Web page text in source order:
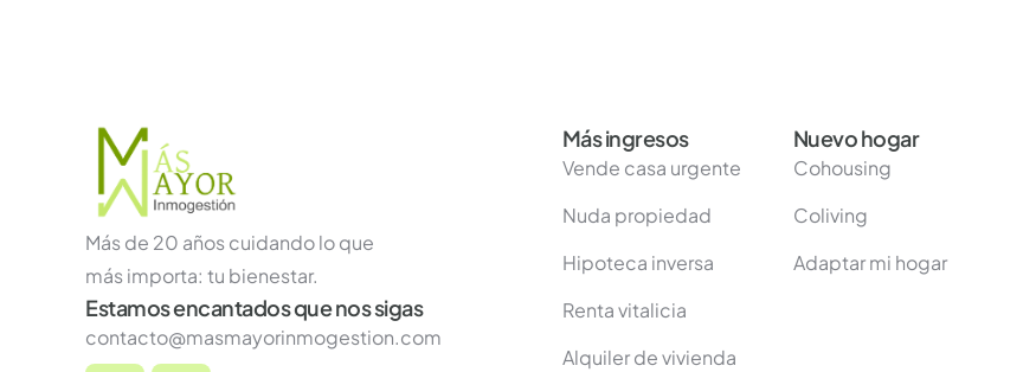
Más de 20 años cuidando lo que
más importa: tu bienestar.
Estamos encantados que nos sigas
contacto@masmayorinmogestion.com
Más ingresos
Vende casa urgente
Nuda propiedad
Hipoteca inversa
Renta vitalicia
Alquiler de vivienda
Nuevo hogar
Cohousing
Coliving
Adaptar mi hogar